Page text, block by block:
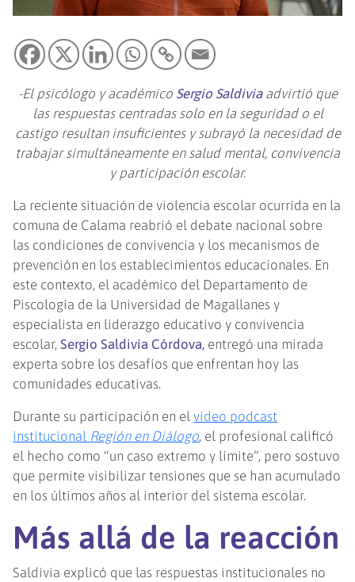
-El psicólogo y académico Sergio Saldiviaadvirtió que
las respuestas centradas solo en la seguridad o el
castigo resultan insuficientes y subrayó la necesidad de
trabajar simultáneamente en salud mental, convivencia
y participación escolar.
La reciente situación de violencia escolar ocurrida en la
comuna de Calama reabrió el debate nacional sobre
las condiciones de convivencia y los mecanismos de
prevención en los establecimientos educacionales. En
este contexto, el académico del Departamento de
Piscología de la Universidad de Magallanes y
especialista en liderazgo educativo y convivencia
escolar,Sergio Saldivia Córdova, entregó una mirada
experta sobre los desafíos que enfrentan hoy las
comunidades educativas.
Durante su participación en elvideo podcast
institucional Región en Diálogo, el profesional calificó
el hecho como “un caso extremo y límite”, pero sostuvo
que permite visibilizar tensiones que se han acumulado
en los últimos años al interior del sistema escolar.
Más allá de la reacción
Saldivia explicó que las respuestas institucionales no